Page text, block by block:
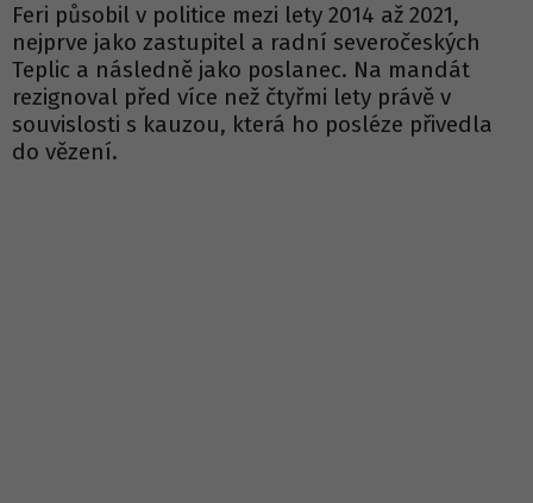
Feri působil v politice mezi lety 2014 až 2021,
nejprve jako zastupitel a radní severočeských
Teplic a následně jako poslanec. Na mandát
rezignoval před více než čtyřmi lety právě v
souvislosti s kauzou, která ho posléze přivedla
do vězení.